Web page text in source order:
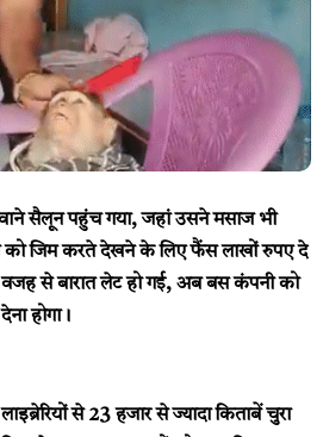
सैलून पहुंच गया, जहां उसने मसाज भी
को जिम करते देखने के लिए फैंस लाखों रुपए दे
से बारात लेट हो गई, अब बस कंपनी को
होगा।
से 23 हजार से ज्यादा किताबें चुरा